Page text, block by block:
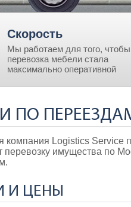
Скорость
Мы работаем для того, чтобы
перевозка мебели стала
максимально оперативной
ПО
компания Logistics Service
перевозку имущества по
И ЦЕНЫ